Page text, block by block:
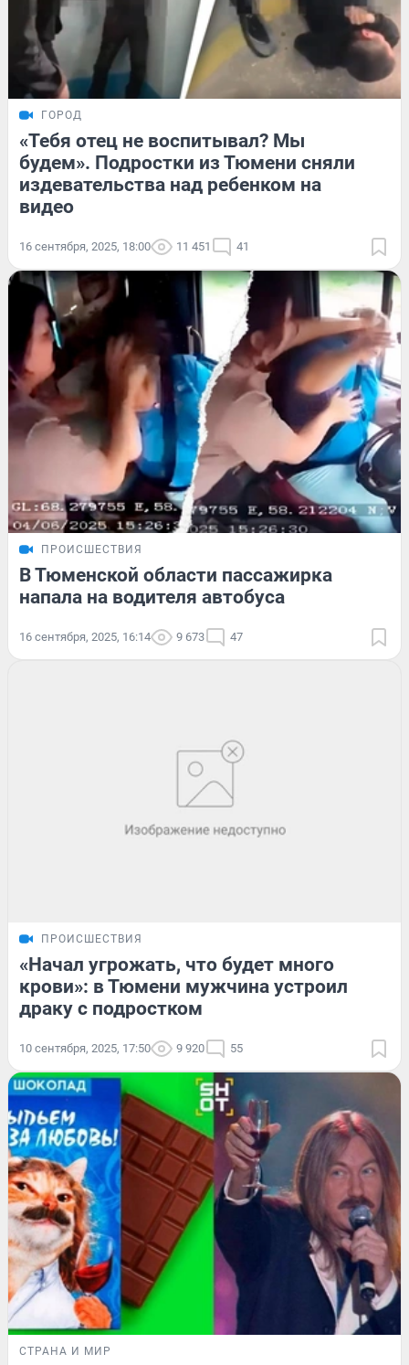
ГОРОД
«Тебя отец не воспитывал? Мы
будем». Подростки из Тюмени сняли
издевательства над ребенком на
видео
16 сентября, 2025, 18:00 11 451 41
ПРОИСШЕСТВИЯ
В Тюменской области пассажирка
напала на водителя автобуса
16 сентября, 2025, 16:14 9 673 47
ПРОИСШЕСТВИЯ
«Начал угрожать, что будет много
крови»: в Тюмени мужчина устроил
драку с подростком
10 сентября, 2025, 17:50 9 920 55
СТРАНА И МИР